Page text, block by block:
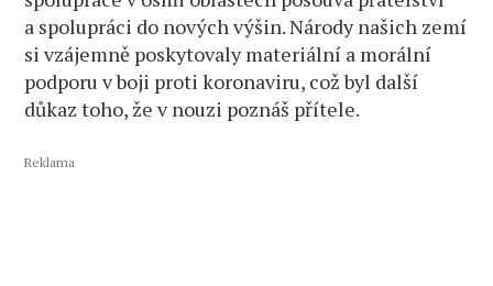
a spolupráci do nových výšin. Národy našich zemí
si vzájemně poskytovaly materiální a morální
podporu v boji proti koronaviru, což byl další
důkaz toho, že v nouzi poznáš přítele.
Reklama